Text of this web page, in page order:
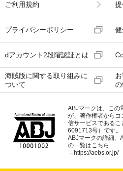
ご利用規約
プライバシーポリシー
dアカウント2段階認証とは
海賊版に関する取り組みに
ついて
ABJマークは、この
が、著作権者から
信サービスである
6091713号）です。
ABJマークの詳細、
の一覧はこちら
→ https://aebs.or.jp/